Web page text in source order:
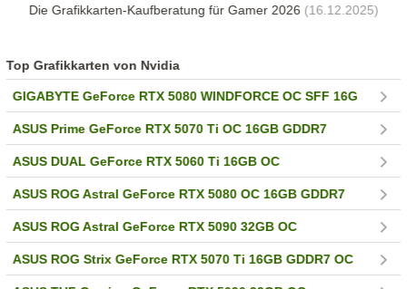
Die Grafikkarten-Kaufberatung für Gamer 2026 (16.12.2025)
Top Grafikkarten von Nvidia
GIGABYTE GeForce RTX 5080 WINDFORCE OC SFF 16G
ASUS Prime GeForce RTX 5070 Ti OC 16GB GDDR7
ASUS DUAL GeForce RTX 5060 Ti 16GB OC
ASUS ROG Astral GeForce RTX 5080 OC 16GB GDDR7
ASUS ROG Astral GeForce RTX 5090 32GB OC
ASUS ROG Strix GeForce RTX 5070 Ti 16GB GDDR7 OC